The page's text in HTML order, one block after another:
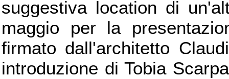
suggestiva location di
maggio per la
firmato dall'architetto
introduzione di Tobia